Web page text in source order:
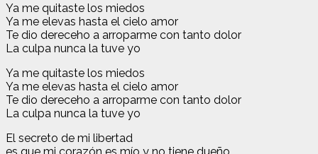
Ya me quitaste los miedos
Ya me elevas hasta el cielo amor
Te dio dereceho a arroparme con tanto dolor
La culpa nunca la tuve yo
Ya me quitaste los miedos
Ya me elevas hasta el cielo amor
Te dio dereceho a arroparme con tanto dolor
La culpa nunca la tuve yo
El secreto de mi libertad
es que mi corazón es mío y no tiene dueño